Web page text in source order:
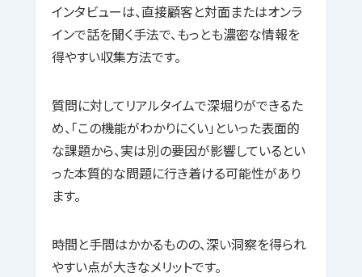
インタビューは、直接顧客と対面またはオンラ
インで話を聞く手法で、もっとも濃密な情報を
得やすい収集方法です。
質問に対してリアルタイムで深堀りができるた
め、「この機能がわかりにくい」といった表面的
な課題から、実は別の要因が影響しているとい
った本質的な問題に行き着ける可能性があり
ます。
時間と手間はかかるものの、深い洞察を得られ
やすい点が大きなメリットです。